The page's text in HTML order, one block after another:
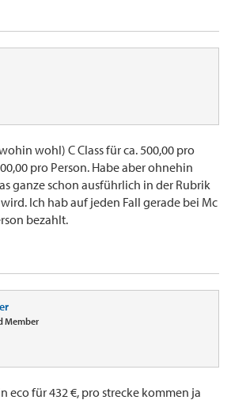
wohl) C Class für ca. 500,00 pro
pro Person. Habe aber ohnehin
ganze schon ausführlich in der Rubrik
Ich hab auf jeden Fall gerade bei Mc
bezahlt.
Member
eco für 432 €, pro strecke kommen ja